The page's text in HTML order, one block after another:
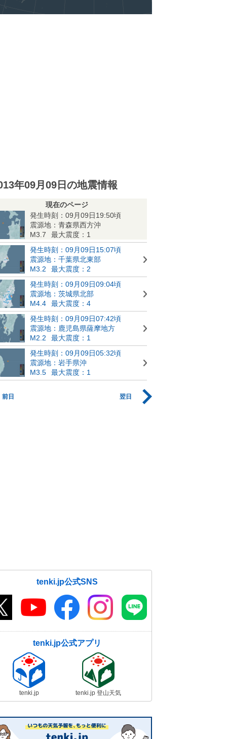
年09月09日の地震情報
現在のページ
発生時刻：09月09日19:50頃
震源地：青森県西方沖
M3.7
最大震度：1
発生時刻：09月09日15:07頃
震源地：千葉県北東部
M3.2
最大震度：2
発生時刻：09月09日09:04頃
震源地：茨城県北部
M4.4
最大震度：4
発生時刻：09月09日07:42頃
震源地：鹿児島県薩摩地方
M2.2
最大震度：1
発生時刻：09月09日05:32頃
震源地：岩手県沖
M3.5
最大震度：1
前日 翌日
tenki.jp公式SNS
tenki.jp公式アプリ
tenki.jp tenki.jp 登山天気